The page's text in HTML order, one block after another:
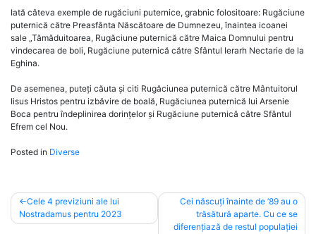
Iată câteva exemple de rugăciuni puternice, grabnic folositoare: Rugăciune
puternică către Preasfânta Născătoare de Dumnezeu, înaintea icoanei
sale „Tămăduitoarea, Rugăciune puternică către Maica Domnului pentru
vindecarea de boli, Rugăciune puternică către Sfântul Ierarh Nectarie de la
Eghi­na.
De asemenea, puteți căuta și citi Rugăciunea puternică către Mântuitorul
Iisus Hristos pentru izbăvire de boală, Rugăciunea puternică lui Arsenie
Boca pentru îndeplinirea dorințelor și Rugăciune puternică câtre Sfântul
Efrem cel Nou.
Posted in Diverse
Post
navigation
Cele 4 previziuni ale lui
Nostradamus pentru 2023
Cei născuți înainte de ’89 au o
trăsătură aparte. Cu ce se
diferențiază de restul populației